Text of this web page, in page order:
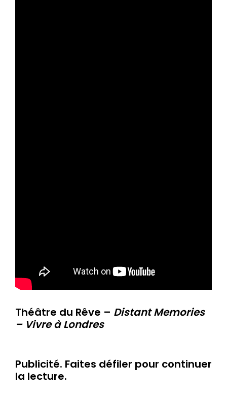
Théâtre du Rêve – Distant Memories
– Vivre à Londres
Publicité. Faites défiler pour continuer
la lecture.